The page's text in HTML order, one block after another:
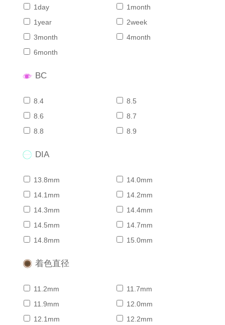
1day
1month
1year
2week
3month
4month
6month
BC
8.4
8.5
8.6
8.7
8.8
8.9
DIA
13.8mm
14.0mm
14.1mm
14.2mm
14.3mm
14.4mm
14.5mm
14.7mm
14.8mm
15.0mm
着色直径
11.2mm
11.7mm
11.9mm
12.0mm
12.1mm
12.2mm